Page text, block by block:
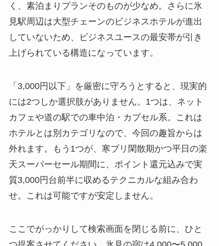
く、素泊まりプランそのものが少なめ。さらに氷
見駅周辺は大型チェーンのビジネスホテルが進出
していないため、ビジネスユースの最安帯が引き
上げられている構造になっています。
「3,000円以下」を厳密に守ろうとすると、現実的
には2つしか選択肢がありません。1つは、ネット
カフェや道の駅での車中泊・カプセル系。これは
ホテルとは別カテゴリなので、今回の趣旨からは
外れます。もう1つが、寒ブリ閑散期かつ平日の楽
天スーパーセール期間に、ポイント還元込みで実
質3,000円台前半に収めるテクニカルな組み合わ
せ。これは可能ですが安定しません。
ここでがっかりして検索画面を閉じる前に、ひと